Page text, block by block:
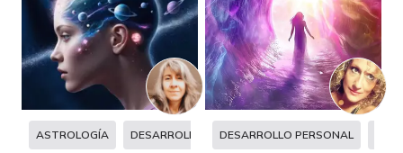
ASTROLOGÍA DESARROLLO PERSONALDESARROLLO PERSONAL